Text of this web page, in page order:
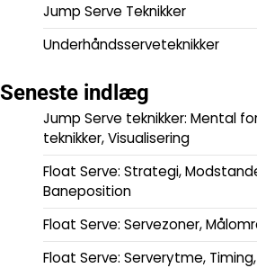
Jump Serve Teknikker
Underhåndsserveteknikker
Seneste indlæg
Jump Serve teknikker: Mental
teknikker, Visualisering
Float Serve: Strategi,
Baneposition
Float Serve: Servezoner,
Float Serve: Serverytme,